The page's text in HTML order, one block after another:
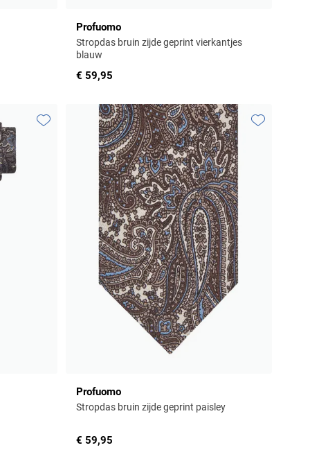
Profuomo
Stropdas bruin zijde geprint vierkantjes
blauw
€ 59,95
Toevoegen aan favorieten
Profuomo
Stropdas bruin zijde geprint paisley
€ 59,95